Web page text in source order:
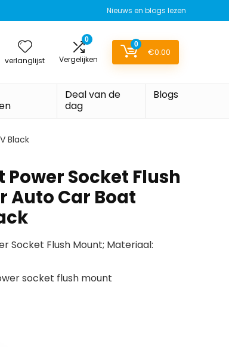
Nieuws en blogs lezen
verlanglijst
0
Vergelijken
0
€0.00
Deal van de
dag
Blogs
Black
Socket Flush
Auto Car Boat
Socket Flush Mount; Materiaal:
socket flush mount